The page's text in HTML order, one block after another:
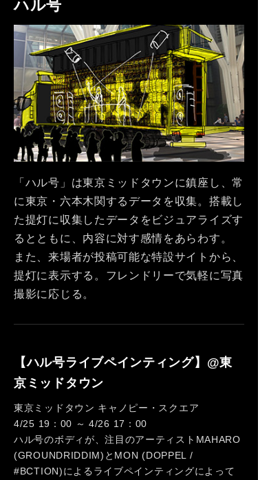
ハル号
「ハル号」は東京ミッドタウンに鎮座し、常
に東京・六本木関するデータを収集。搭載し
た提灯に収集したデータをビジュアライズす
るとともに、内容に対す感情をあらわす。
また、来場者が投稿可能な特設サイトから、
提灯に表示する。フレンドリーで気軽に写真
撮影に応じる。
【ハル号ライブペインティング】@東
京ミッドタウン
東京ミッドタウン キャノピー・スクエア
4/25 19：00 ～ 4/26 17：00
ハル号のボディが、注目のアーティストMAHARO
(GROUNDRIDDIM)とMON (DOPPEL /
#BCTION)によるライブペインティングによって